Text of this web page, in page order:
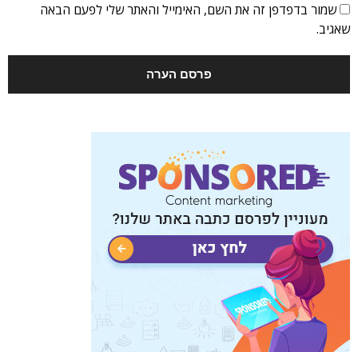
שמור בדפדפן זה את השם, האימייל והאתר שלי לפעם הבאה
שאגיב.